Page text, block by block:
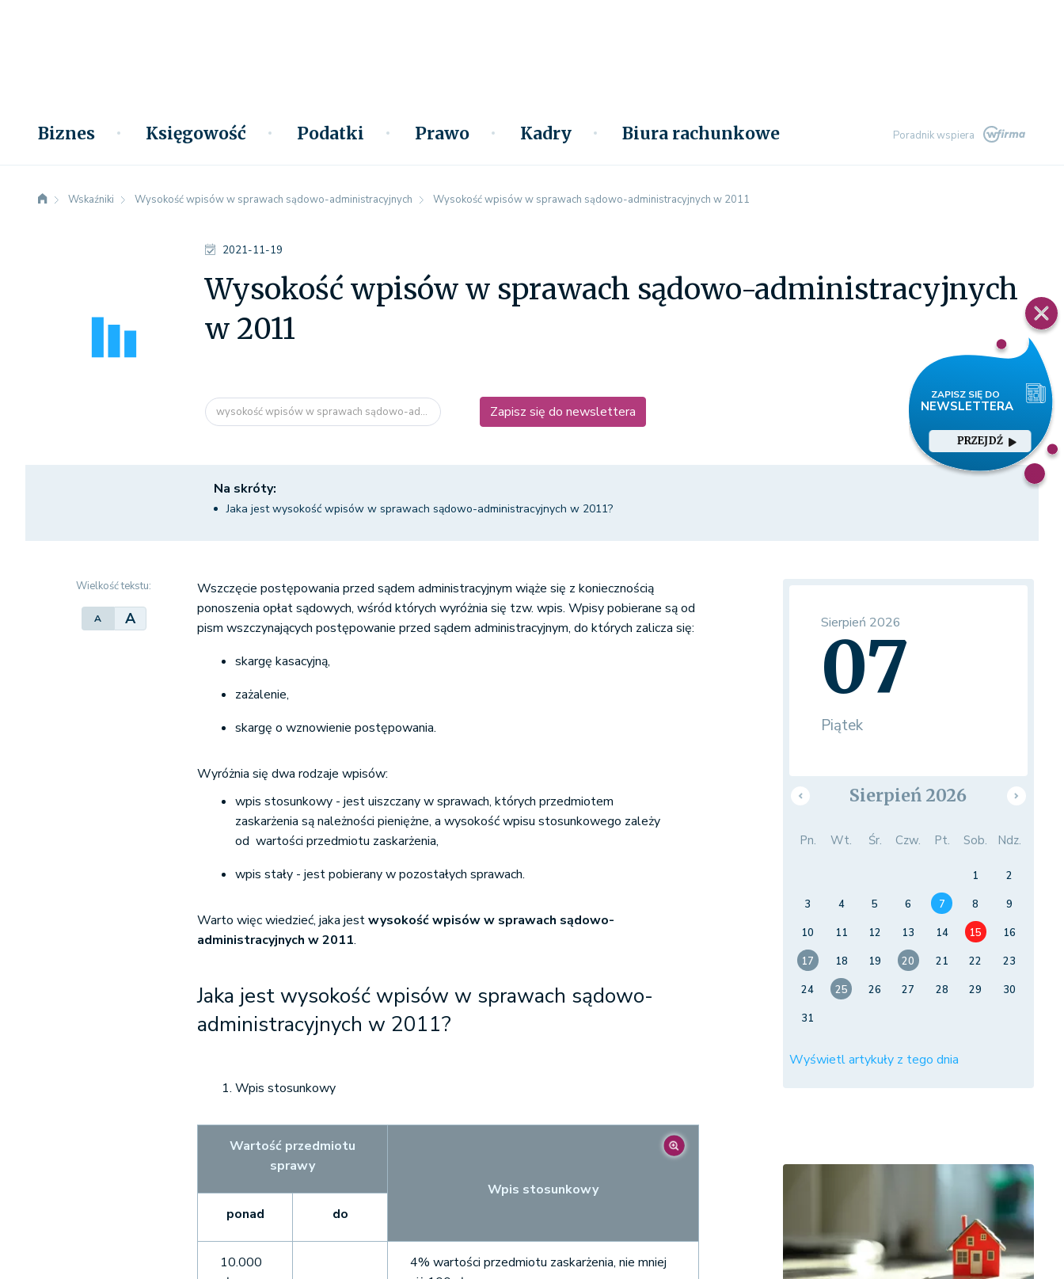
Biznes Księgowość Podatki Prawo Kadry Biura rachunkowe Poradnik wspiera
PRZEJDŹ
Wskaźniki Wysokość wpisów w sprawach sądowo-administracyjnych Wysokość wpisów w sprawach sądowo-administracyjnych w 2011
2021-11-19
Wysokość wpisów w sprawach sądowo-administracyjnych
w 2011
wysokość wpisów w sprawach sądowo-ad... Zapisz się do newslettera
Na skróty:
Jaka jest wysokość wpisów w sprawach sądowo-administracyjnych w 2011?
Wielkość tekstu:
A A
Wszczęcie postępowania przed sądem administracyjnym wiąże się z koniecznością
ponoszenia opłat sądowych, wśród których wyróżnia się tzw. wpis. Wpisy pobierane są od
pism wszczynających postępowanie przed sądem administracyjnym, do których zalicza się:
skargę kasacyjną,
zażalenie,
skargę o wznowienie postępowania.
Wyróżnia się dwa rodzaje wpisów:
wpis stosunkowy - jest uiszczany w sprawach, których przedmiotem
zaskarżenia są należności pieniężne, a wysokość wpisu stosunkowego zależy
od wartości przedmiotu zaskarżenia,
wpis stały - jest pobierany w pozostałych sprawach.
Warto więc wiedzieć, jaka jestwysokość wpisów w sprawach sądowo-
administracyjnych w 2011.
Jaka jest wysokość wpisów w sprawach sądowo-
administracyjnych w 2011?
Wpis stosunkowy
Wartość przedmiotu
sprawy
Wpis stosunkowy
ponad
do
10.000
4% wartości przedmiotu zaskarżenia, nie mniej
Sierpień 2026
07
Piątek
Sierpień 2026
Pn. Wt. Śr. Czw. Pt. Sob. Ndz.
1
2
3
4 5 6 7 8
9
10
11 12 13 14 15
16
17
18 19 20 21 22
23
24
25 26 27 28 29
30
31
Wyświetl artykuły z tego dnia